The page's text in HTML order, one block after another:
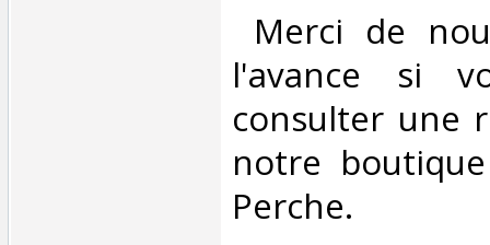
Merci de
l'avance si
consulter une
notre
Perche.‎